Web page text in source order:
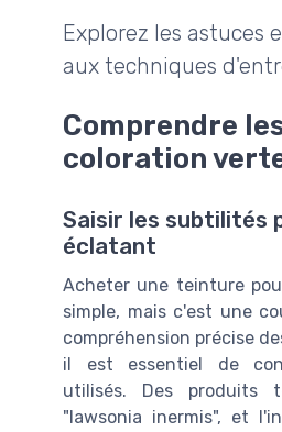
Explorez les astuces
aux techniques
Comprendre
coloration
Saisir les subtilités
éclatant
Acheter une teinture
simple, mais c'est une
compréhension précise
il est essentiel de
utilisés. Des produits
"lawsonia inermis", et